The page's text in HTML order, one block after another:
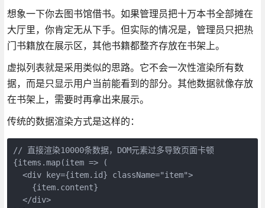
想象一下你去图书馆借书。如果管理员把十万本书全部摊在
大厅里，你肯定无从下手。但实际的情况是，管理员只把热
门书籍放在展示区，其他书籍都整齐存放在书架上。
虚拟列表就是采用类似的思路。它不会一次性渲染所有数
据，而是只显示用户当前能看到的部分。其他数据就像存放
在书架上，需要时再拿出来展示。
传统的数据渲染方式是这样的：
// 直接渲染10000条数据，DOM元素过多导致页面卡顿
{items.map(item => (
  <div key={item.id} className="item">
    {item.content}
  </div>